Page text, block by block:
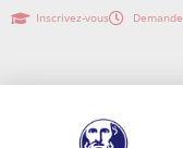
Inscrivez-vous